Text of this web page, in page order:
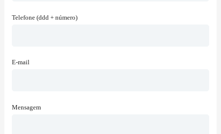
Telefone (ddd + número)
E-mail
Mensagem